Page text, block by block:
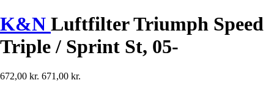
K&N Luftfilter Triumph Speed
Triple / Sprint St, 05-
672,00 kr. 671,00 kr.